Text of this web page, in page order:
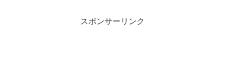
スポンサーリンク